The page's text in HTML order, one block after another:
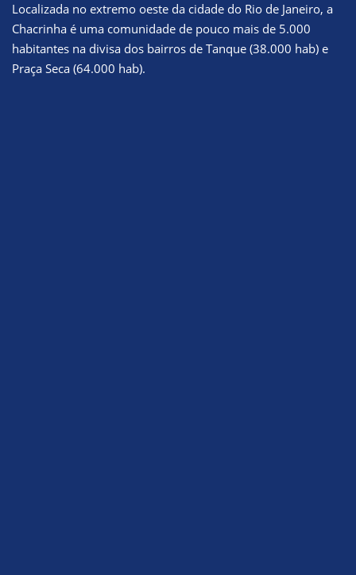
Localizada no extremo oeste da cidade do Rio de Janeiro, a
Chacrinha é uma comunidade de pouco mais de 5.000
habitantes na divisa dos bairros de Tanque (38.000 hab) e
Praça Seca (64.000 hab).